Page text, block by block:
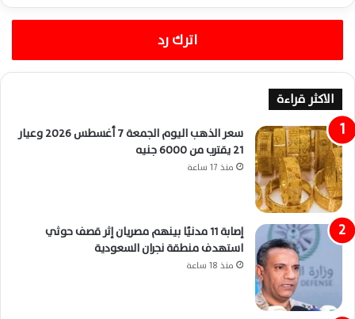
اترك رد
الاكثر قراءة
سعر الذهب اليوم الجمعة 7 أغسطس 2026 وعيار
21 يقترب من 6000 جنيه
منذ 17 ساعة
إصابة 11 مدنيًا بينهم مصريان إثر قصف حوثي
استهدف منطقة نجران السعودية
منذ 18 ساعة